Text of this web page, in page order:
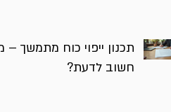
תכנון ייפוי כוח מתמשך –
חשוב לדעת?